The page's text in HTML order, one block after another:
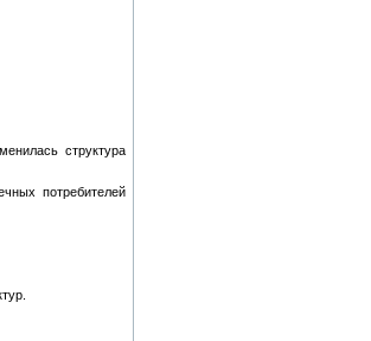
структура
потребителей